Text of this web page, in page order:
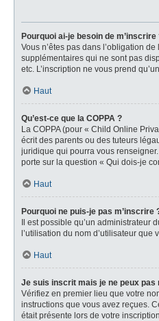
Pourquoi ai-je besoin de m’inscrire
Vous n’êtes pas dans l’obligation
supplémentaires qui ne sont pas
etc. L’inscription ne vous prend
Haut
Qu’est-ce que la COPPA ?
La COPPA (pour « Child Online
écrit des parents ou des tuteurs
juridique qui pourra vous
porte sur la question « Qui dois-je
Haut
Pourquoi ne puis-je pas m’inscrire
Il est possible qu’un
l’utilisation du nom d’utilisateur
Haut
Je suis inscrit mais je ne peux pas
Vérifiez en premier lieu que votre
instructions que vous avez reçues.
était présente lors de votre